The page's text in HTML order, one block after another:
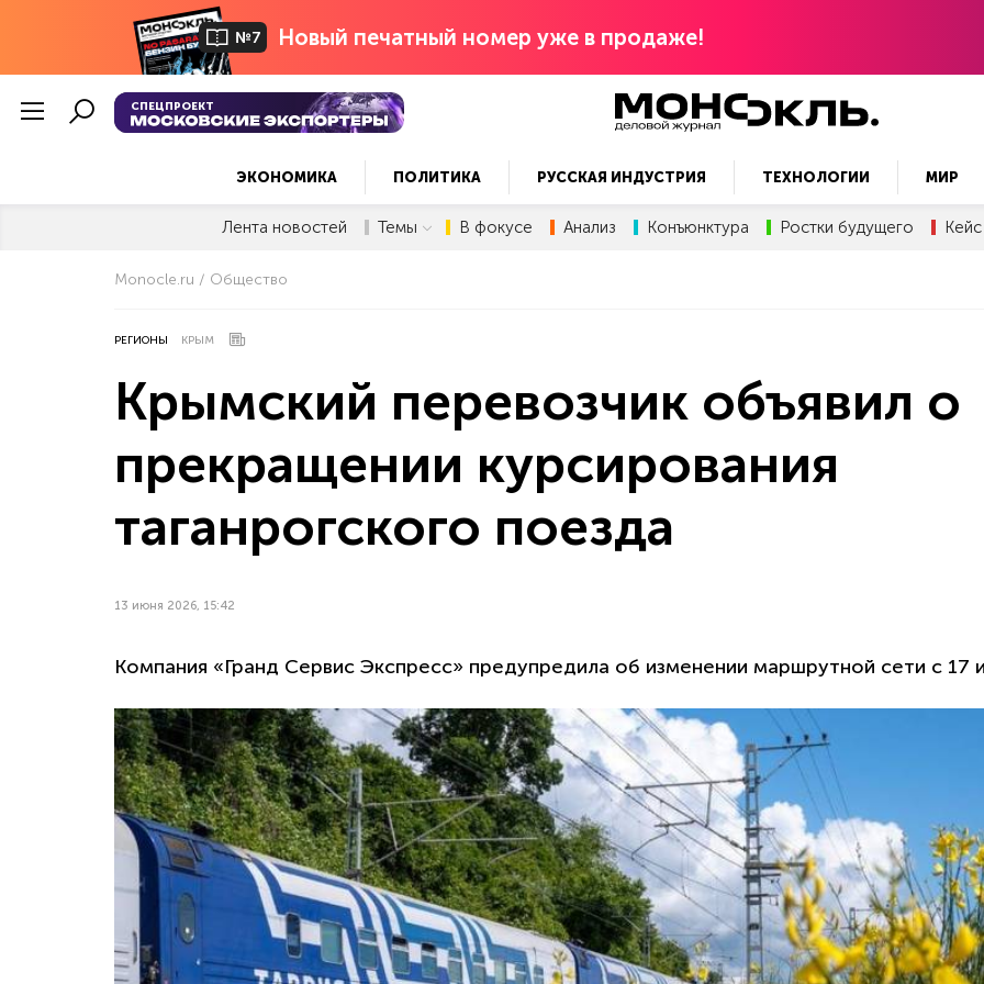
№7 Новый печатный номер уже в продаже!
СПЕЦПРОЕКТ
ЭКОНОМИКА ПОЛИТИКА РУССКАЯ ИНДУСТРИЯ ТЕХНОЛОГИИ МИР
Лента новостей Темы В фокусе Анализ Конъюнктура Ростки будущего Кейс
Monocle.ru Общество
РЕГИОНЫ КРЫМ
Крымский перевозчик объявил о
прекращении курсирования
таганрогского поезда
13 июня 2026, 15:42
Компания «Гранд Сервис Экспресс» предупредила об изменении маршрутной сети с 17